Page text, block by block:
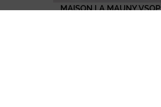
MAISON LA MAUNY VSOP